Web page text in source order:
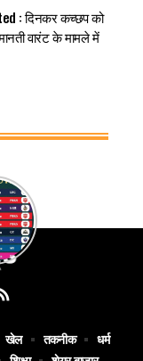
: दिनकर कच्छप को
वारंट के मामले में
खेल तकनीक
धर्म